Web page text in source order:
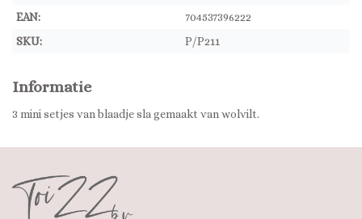
EAN:
704537396222
SKU:
P/P211
Informatie
3 mini setjes van blaadje sla gemaakt van wolvilt.